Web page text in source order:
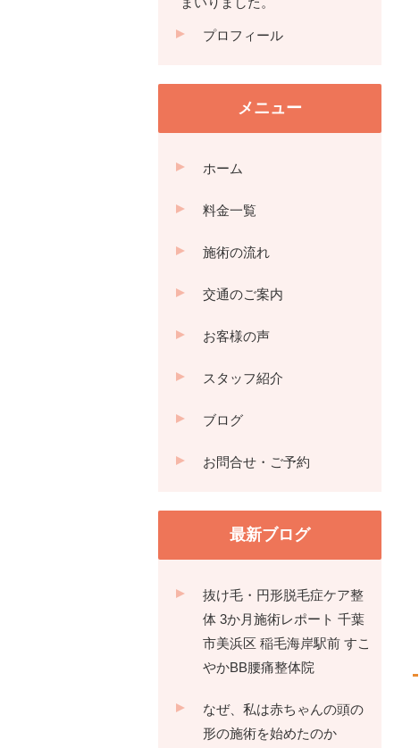
プロフィール
メニュー
ホーム
料金一覧
施術の流れ
交通のご案内
お客様の声
スタッフ紹介
ブログ
お問合せ・ご予約
最新ブログ
抜け毛・円形脱毛症ケア整
体 3か月施術レポート 千葉
市美浜区 稲毛海岸駅前 すこ
やかBB腰痛整体院
なぜ、私は赤ちゃんの頭の
形の施術を始めたのか